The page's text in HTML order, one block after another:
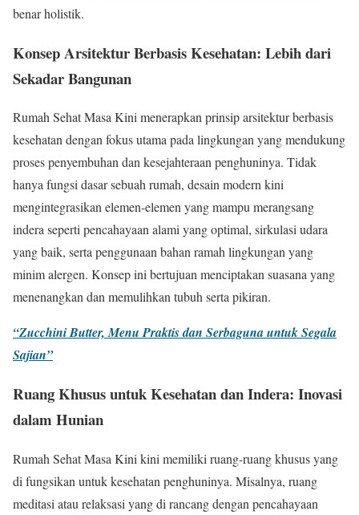
benar holistik.
Konsep Arsitektur Berbasis Kesehatan: Lebih dari
Sekadar Bangunan
Rumah Sehat Masa Kini menerapkan prinsip arsitektur berbasis
kesehatan dengan fokus utama pada lingkungan yang mendukung
proses penyembuhan dan kesejahteraan penghuninya. Tidak
hanya fungsi dasar sebuah rumah, desain modern kini
mengintegrasikan elemen-elemen yang mampu merangsang
indera seperti pencahayaan alami yang optimal, sirkulasi udara
yang baik, serta penggunaan bahan ramah lingkungan yang
minim alergen. Konsep ini bertujuan menciptakan suasana yang
menenangkan dan memulihkan tubuh serta pikiran.
“Zucchini Butter, Menu Praktis dan Serbaguna untuk Segala
Sajian”
Ruang Khusus untuk Kesehatan dan Indera: Inovasi
dalam Hunian
Rumah Sehat Masa Kini kini memiliki ruang-ruang khusus yang
di fungsikan untuk kesehatan penghuninya. Misalnya, ruang
meditasi atau relaksasi yang di rancang dengan pencahayaan